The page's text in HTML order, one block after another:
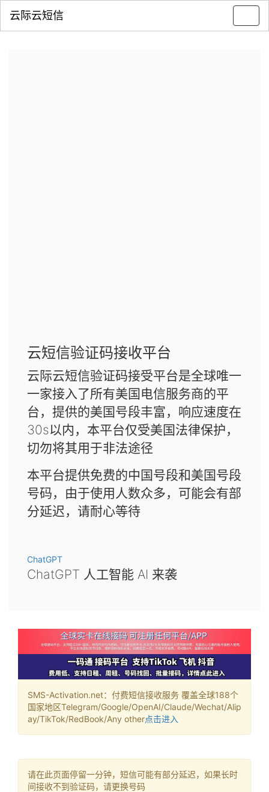
云际云短信
云短信验证码接收平台
云际云短信验证码接受平台是全球唯一
一家接入了所有美国电信服务商的平
台，提供的美国号段丰富，响应速度在
30s以内，本平台仅受美国法律保护，
切勿将其用于非法途径
本平台提供免费的中国号段和美国号段
号码，由于使用人数众多，可能会有部
分延迟，请耐心等待
ChatGPT
ChatGPT 人工智能 AI 来袭
SMS-Activation.net：付费短信接收服务 覆盖全球188个
国家地区Telegram/Google/OpenAI/Claude/Wechat/Alip
ay/TikTok/RedBook/Any other点击进入
请在此页面停留一分钟，短信可能有部分延迟，如果长时
间接收不到验证码，请更换号码